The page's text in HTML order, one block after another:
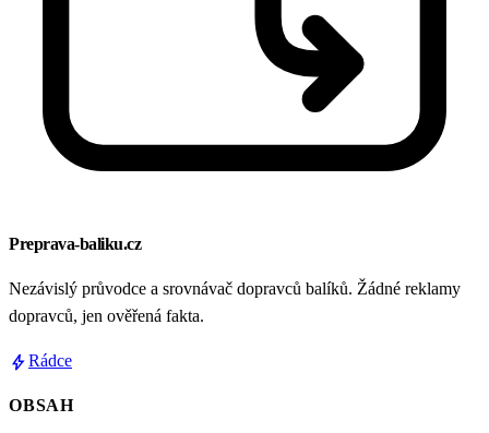
Preprava-baliku.cz
Nezávislý průvodce a srovnávač dopravců balíků. Žádné reklamy
dopravců, jen ověřená fakta.
boltRádce
OBSAH